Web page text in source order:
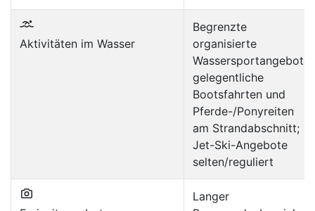
Aktivitäten im Wasser
Begrenzte
organisierte
Wassersportangebote;
gelegentliche
Bootsfahrten und
Pferde-/Ponyreiten
am Strandabschnitt;
Jet-Ski-Angebote
selten/reguliert
Langer